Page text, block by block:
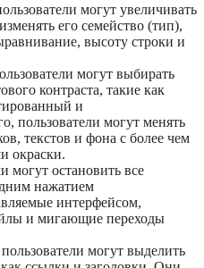
могут увеличивать
его семейство (тип),
высоту строки и
могут выбирать
контраста, такие как
и
пользователи могут менять
текстов и фона с более чем
окраски.
могут остановить все
нажатием
интерфейсом,
и мигающие переходы
могут выделить